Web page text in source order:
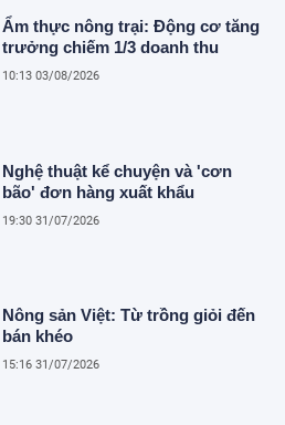
Ẩm thực nông trại: Động cơ tăng
trưởng chiếm 1/3 doanh thu
10:13 03/08/2026
Nghệ thuật kể chuyện và 'cơn
bão' đơn hàng xuất khẩu
19:30 31/07/2026
Nông sản Việt: Từ trồng giỏi đến
bán khéo
15:16 31/07/2026